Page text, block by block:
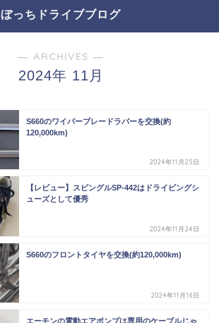
ぼっちドライブブログ
― ARCHIVES ―
2024年 11月
S660のワイパーブレードラバーを交換(約
120,000km)
2024年11月25日
【レビュー】スピングルSP-442はドライビングシ
ューズとして優秀
2024年11月24日
S660のフロントタイヤを交換(約120,000km)
2024年11月16日
エーモンの電動エアポンプは専用のケーブルじゃ